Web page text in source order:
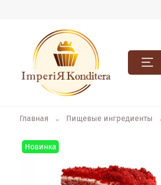
Главная Пищевые ингредиенты
Новинка